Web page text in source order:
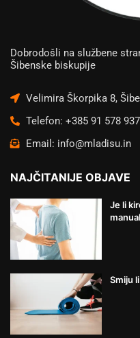
Dobrodošli na službene
Šibenske biskupije
Velimira Škorpika 8,
Telefon: +385 91 578
Email: info@mladisu.in
NAJČITANIJE OBJAVE
Je li
Smiju